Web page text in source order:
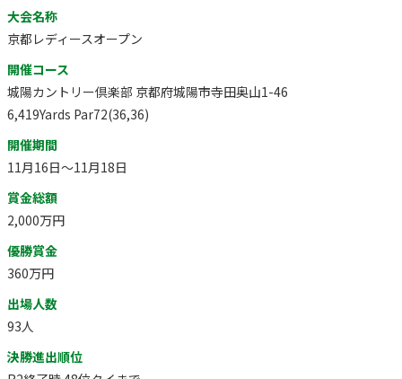
大会名称
京都レディースオープン
開催コース
城陽カントリー倶楽部 京都府城陽市寺田奥山1-46
6,419Yards Par72(36,36)
開催期間
11月16日～11月18日
賞金総額
2,000万円
優勝賞金
360万円
出場人数
93人
決勝進出順位